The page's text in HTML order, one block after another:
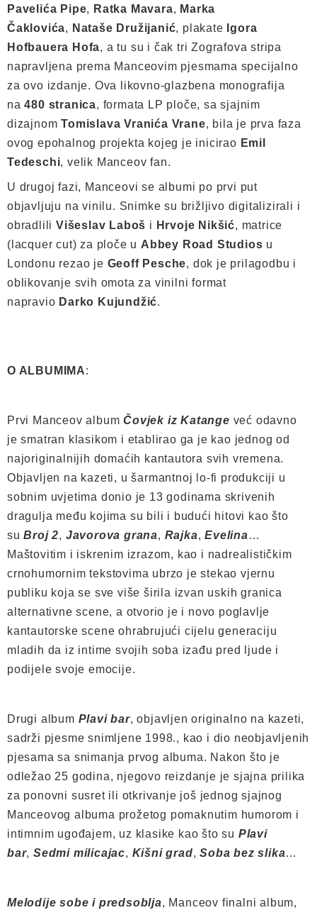
Pavelića Pipe, Ratka Mavara, Marka
Čaklovića, Nataše Družijanić, plakate Igora
Hofbauera Hofa, a tu su i čak tri Zografova stripa
napravljena prema Manceovim pjesmama specijalno
za ovo izdanje. Ova likovno-glazbena monografija
na480 stranica, formata LP ploče, sa sjajnim
dizajnom Tomislava Vranića Vrane, bila je prva faza
ovog epohalnog projekta kojeg je inicirao Emil
Tedeschi, velik Manceov fan.
U drugoj fazi, Manceovi se albumi po prvi put
objavljuju na vinilu. Snimke su brižljivo digitalizirali i
obradlili Višeslav Laboš i Hrvoje Nikšić, matrice
(lacquer cut) za ploče u Abbey Road Studios u
Londonu rezao je Geoff Pesche, dok je prilagodbu i
oblikovanje svih omota za vinilni format
napravio Darko Kujundžić.
O ALBUMIMA:
Prvi Manceov albumČovjek iz Katange već odavno
je smatran klasikom i etablirao ga je kao jednog od
najoriginalnijih domaćih kantautora svih vremena.
Objavljen na kazeti, u šarmantnoj lo-fi produkciji u
sobnim uvjetima donio je 13 godinama skrivenih
dragulja među kojima su bili i budući hitovi kao što
suBroj 2, Javorova grana, Rajka,Evelina…
Maštovitim i iskrenim izrazom, kao i nadrealističkim
crnohumornim tekstovima ubrzo je stekao vjernu
publiku koja se sve više širila izvan uskih granica
alternativne scene, a otvorio je i novo poglavlje
kantautorske scene ohrabrujući cijelu generaciju
mladih da iz intime svojih soba izađu pred ljude i
podijele svoje emocije.
Drugi album Plavi bar, objavljen originalno na kazeti,
sadrži pjesme snimljene 1998., kao i dio neobjavljenih
pjesama sa snimanja prvog albuma. Nakon što je
odležao 25 godina, njegovo reizdanje je sjajna prilika
za ponovni susret ili otkrivanje još jednog sjajnog
Manceovog albuma prožetog pomaknutim humorom i
intimnim ugođajem, uz klasike kao što su Plavi
bar,Sedmi milicajac, Kišni grad,Soba bez slika…
Melodije sobe i predsoblja, Manceov finalni album,